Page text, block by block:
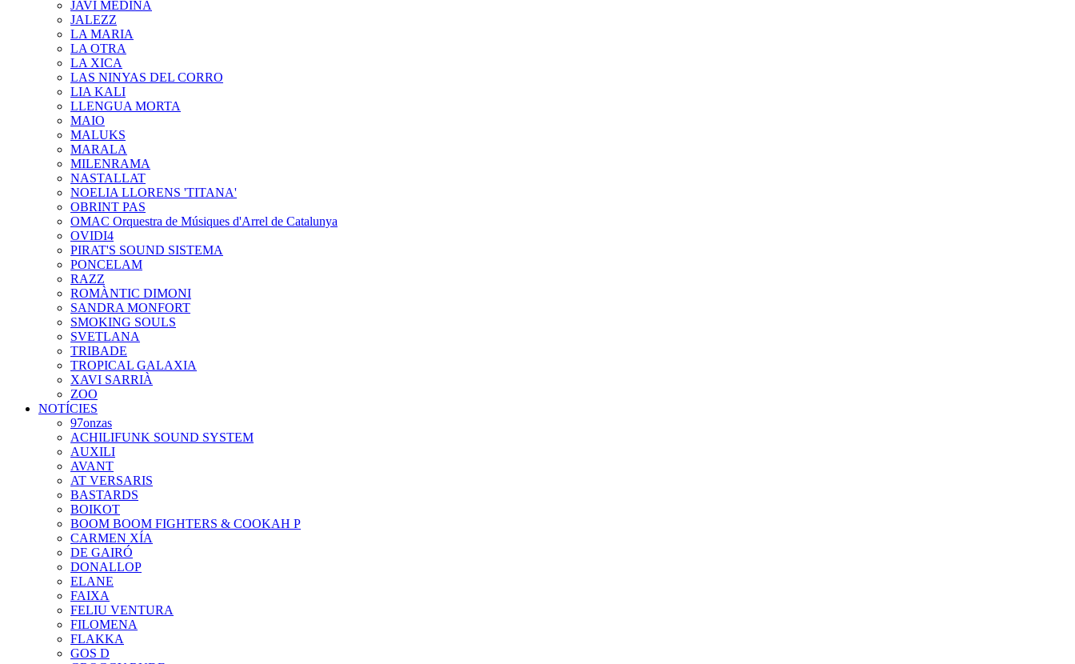
JAVI MEDINA
JALEZZ
LA MARIA
LA OTRA
LA XICA
LAS NINYAS DEL CORRO
LIA KALI
LLENGUA MORTA
MAIO
MALUKS
MARALA
MILENRAMA
NASTALLAT
NOELIA LLORENS 'TITANA'
OBRINT PAS
OMAC Orquestra de Músiques d'Arrel de Catalunya
OVIDI4
PIRAT'S SOUND SISTEMA
PONCELAM
RAZZ
ROMÀNTIC DIMONI
SANDRA MONFORT
SMOKING SOULS
SVETLANA
TRIBADE
TROPICAL GALAXIA
XAVI SARRIÀ
ZOO
NOTÍCIES
97onzas
ACHILIFUNK SOUND SYSTEM
AUXILI
AVANT
AT VERSARIS
BASTARDS
BOIKOT
BOOM BOOM FIGHTERS & COOKAH P
CARMEN XÍA
DE GAIRÓ
DONALLOP
ELANE
FAIXA
FELIU VENTURA
FILOMENA
FLAKKA
GOS D